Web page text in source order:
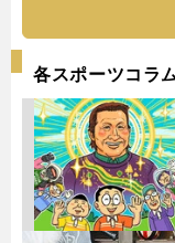
各スポーツコラ